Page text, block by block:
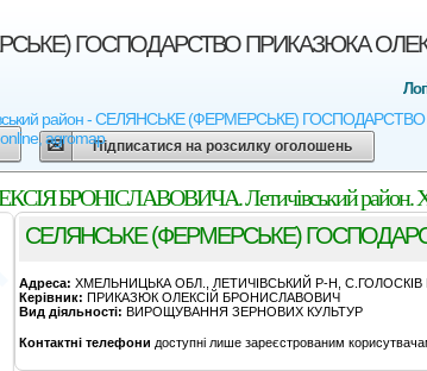
ГОСПОДАРСТВО ПРИКАЗЮКА
район - СЕЛЯНСЬКЕ (ФЕРМЕРСЬКЕ)
online, agromapПідписатися на розсилку оголошень
Летичівський район.
СЕЛЯНСЬКЕ (ФЕРМЕРСЬКЕ)
Адреса: ХМЕЛЬНИЦЬКА ОБЛ., ЛЕТИЧIВСЬКИЙ Р-Н, С.ГОЛОСКIВ
Керівник: ПРИКАЗЮК ОЛЕКСIЙ БРОНИСЛАВОВИЧ
Вид діяльності: ВИРОЩУВАННЯ ЗЕРНОВИХ КУЛЬТУР
Контактні телефони доступні лише зареєстрованим